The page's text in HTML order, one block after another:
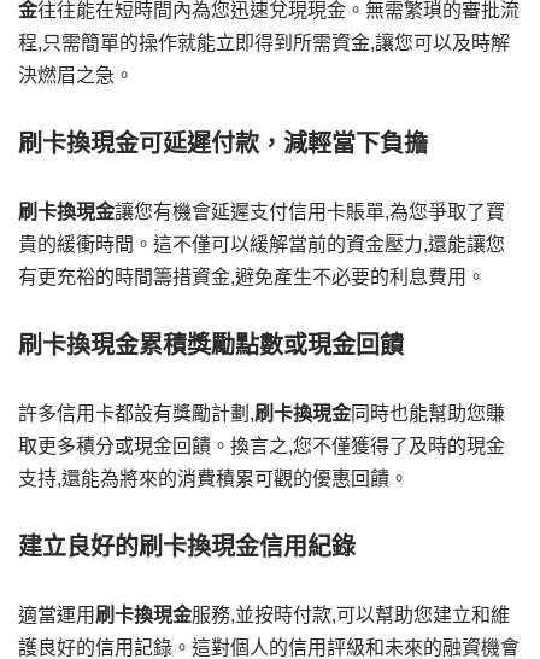
金往往能在短時間內為您迅速兌現現金。無需繁瑣的審批流
程,只需簡單的操作就能立即得到所需資金,讓您可以及時解
決燃眉之急。
刷卡換現金可延遲付款，減輕當下負擔
刷卡換現金讓您有機會延遲支付信用卡賬單,為您爭取了寶
貴的緩衝時間。這不僅可以緩解當前的資金壓力,還能讓您
有更充裕的時間籌措資金,避免產生不必要的利息費用。
刷卡換現金累積獎勵點數或現金回饋
許多信用卡都設有獎勵計劃,刷卡換現金同時也能幫助您賺
取更多積分或現金回饋。換言之,您不僅獲得了及時的現金
支持,還能為將來的消費積累可觀的優惠回饋。
建立良好的刷卡換現金信用紀錄
適當運用 刷卡換現金服務,並按時付款,可以幫助您建立和維
護良好的信用記錄。這對個人的信用評級和未來的融資機會